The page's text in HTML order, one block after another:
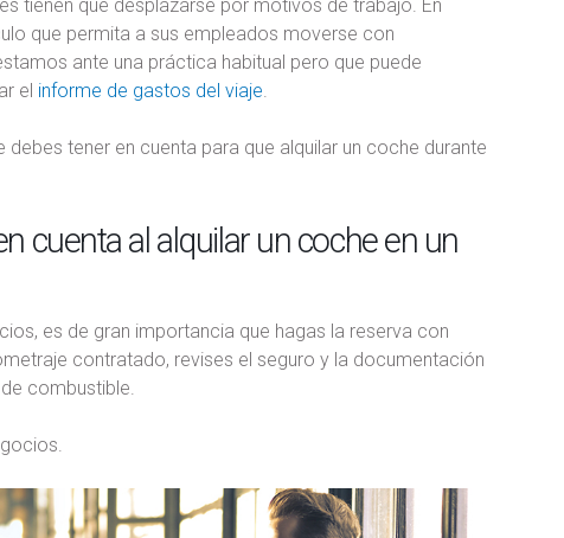
tienen que desplazarse por motivos de trabajo. En
que permita a sus empleados moverse con
ante una práctica habitual pero que puede
el informe de gastos del viaje.
tener en cuenta para que alquilar un coche durante
cuenta al alquilar un coche en un
es de gran importancia que hagas la reserva con
contratado, revises el seguro y la documentación
combustible.